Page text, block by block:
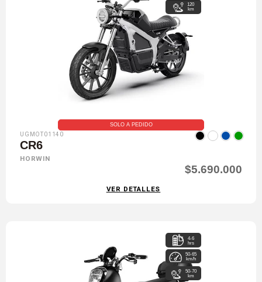
120
km
SOLO A PEDIDO
UGMOT01140
CR6
HORWIN
$5.690.000
VER DETALLES
4-6
hrs
50-65
km/h
50-70
km